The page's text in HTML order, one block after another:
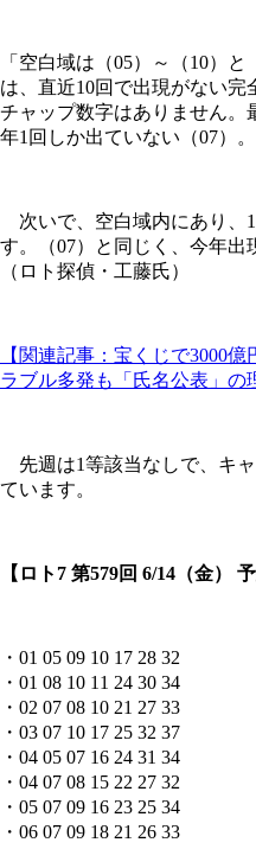
「空白域は（05）～（10）と
は、直近10回で出現がない
チャップ数字はありません。
年1回しか出ていない（07）。
次いで、空白域内にあり、
す。（07）と同じく、今年出
（ロト探偵・工藤氏）
【関連記事：宝くじで3000
ラブル多発も「氏名公表」
先週は1等該当なしで、キ
ています。
【ロト7 第579回 6/14（金）
・01 05 09 10 17 28 32
・01 08 10 11 24 30 34
・02 07 08 10 21 27 33
・03 07 10 17 25 32 37
・04 05 07 16 24 31 34
・04 07 08 15 22 27 32
・05 07 09 16 23 25 34
・06 07 09 18 21 26 33